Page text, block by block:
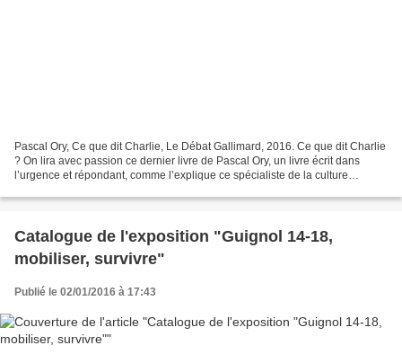
Pascal Ory, Ce que dit Charlie, Le Débat Gallimard, 2016. Ce que dit Charlie
? On lira avec passion ce dernier livre de Pascal Ory, un livre écrit dans
l’urgence et répondant, comme l’explique ce spécialiste de la culture
Catalogue de l'exposition "Guignol 14-18,
mobiliser, survivre"
Publié le 02/01/2016 à 17:43